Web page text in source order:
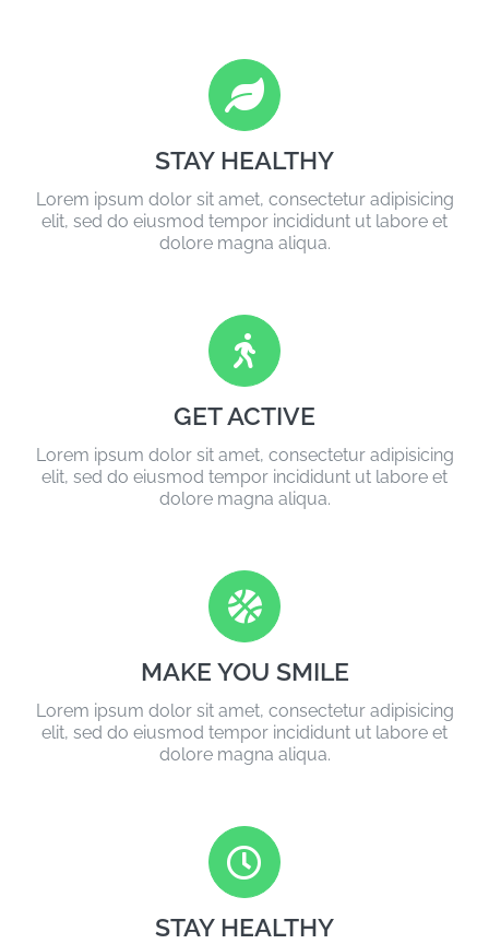
STAY HEALTHY
Lorem ipsum dolor sit amet, consectetur adipisicing
elit, sed do eiusmod tempor incididunt ut labore et
dolore magna aliqua.
GET ACTIVE
Lorem ipsum dolor sit amet, consectetur adipisicing
elit, sed do eiusmod tempor incididunt ut labore et
dolore magna aliqua.
MAKE YOU SMILE
Lorem ipsum dolor sit amet, consectetur adipisicing
elit, sed do eiusmod tempor incididunt ut labore et
dolore magna aliqua.
STAY HEALTHY